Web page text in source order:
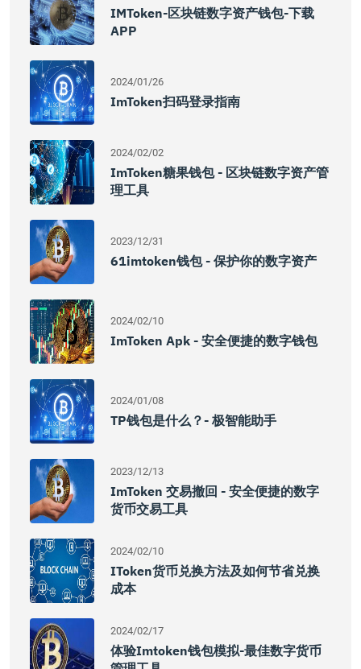
IMToken-区块链数字资产钱包-下载
APP
2024/01/26
ImToken扫码登录指南
2024/02/02
ImToken糖果钱包 - 区块链数字资产管
理工具
2023/12/31
61imtoken钱包 - 保护你的数字资产
2024/02/10
ImToken Apk - 安全便捷的数字钱包
2024/01/08
TP钱包是什么？- 极智能助手
2023/12/13
ImToken 交易撤回 - 安全便捷的数字
货币交易工具
2024/02/10
IToken货币兑换方法及如何节省兑换
成本
2024/02/17
体验imtoken钱包模拟-最佳数字货币